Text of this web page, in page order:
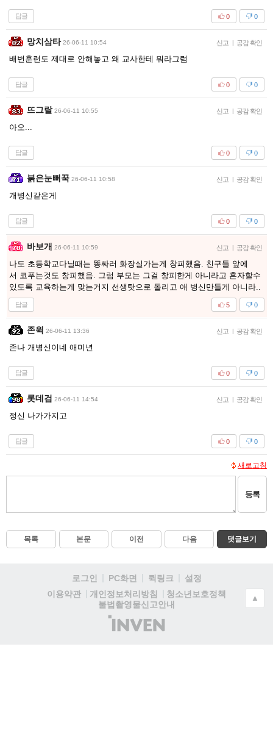
답글 0
0
망치삼타 26-06-11 10:54 신고 | 공감 확인
배변훈련도 제대로 안해놓고 왜 교사한테 뭐라그럼
답글 0
0
뜨그랄 26-06-11 10:55 신고 | 공감 확인
아오...
답글 0
0
붉은눈뻐꾹 26-06-11 10:58 신고 | 공감 확인
개병신같은게
답글 0
0
바보개 26-06-11 10:59 신고 | 공감 확인
나도 초등학교다닐때는 똥싸러 화장실가는게 창피했음. 친구들 앞에
서 코푸는것도 창피했음. 그럼 부모는 그걸 창피한게 아니라고 혼자할수
있도록 교육하는게 맞는거지 선생탓으로 돌리고 애 병신만들게 아니라..
답글 0
5
존윅 26-06-11 13:36 신고 | 공감 확인
존나 개병신이네 애미년
답글 0
0
롯데검 26-06-11 14:54 신고 | 공감 확인
정신 나가가지고
답글 0
0
새로고침
등록
목록 본문 이전 다음 댓글보기
로그인 PC화면 퀵링크
설정
이용약관
개인정보처리방침
청소년보호정책
불법촬영물신고안내
(주)
인
▲